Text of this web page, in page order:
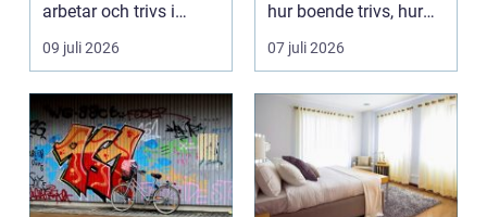
arbetar och trivs i
städer och samhällen.
Bra belysnin...
09 juli 2026
hur boende trivs, hur
besöka...
07 juli 2026